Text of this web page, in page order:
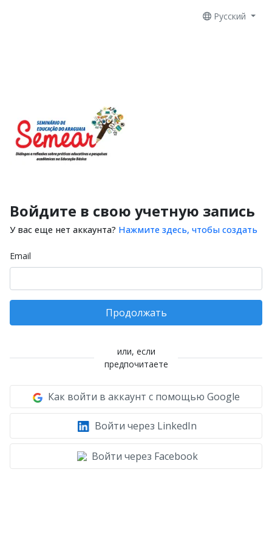
Русский
Войдите в свою учетную запись
У вас еще нет аккаунта? Нажмите здесь, чтобы создать
Email
Продолжать
или, если
предпочитаете
Как войти в аккаунт с помощью Google
Войти через LinkedIn
Войти через Facebook